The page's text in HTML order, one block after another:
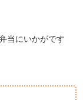
当にいかがです